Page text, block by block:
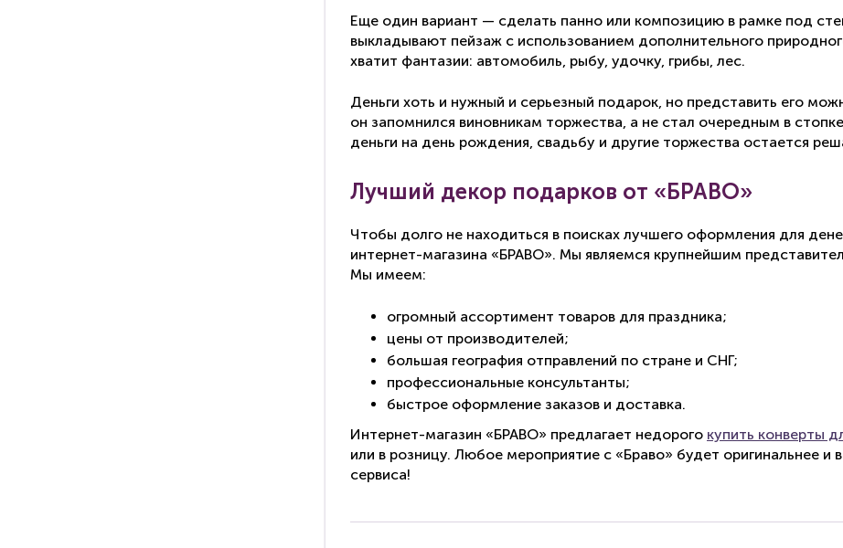
Еще один вариант — сделать панно или композицию в рамке под
выкладывают пейзаж с использованием дополнительного
хватит фантазии: автомобиль, рыбу, удочку, грибы, лес.
Деньги хоть и нужный и серьезный подарок, но представить его
он запомнился виновникам торжества, а не стал очередным в
деньги на день рождения, свадьбу и другие торжества остается
Лучший декор подарков от «БРАВО»
Чтобы долго не находиться в поисках лучшего оформления для
интернет-магазина «БРАВО». Мы являемся крупнейшим
Мы имеем:
огромный ассортимент товаров для праздника;
цены от производителей;
большая география отправлений по стране и СНГ;
профессиональные консультанты;
быстрое оформление заказов и доставка.
Интернет-магазин «БРАВО» предлагает недорого купить конверты
или в розницу. Любое мероприятие с «Браво» будет оригинальнее
сервиса!